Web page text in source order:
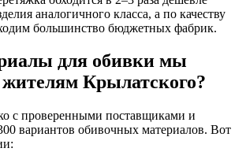
аналогичного класса, а по качеству
большинство бюджетных фабрик.
для обивки мы
жителям Крылатского?
с проверенными поставщиками и
вариантов обивочных материалов. Вот